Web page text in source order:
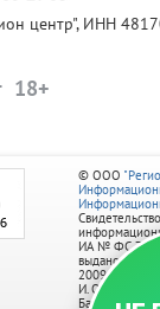
центр", ИНН
© ООО
ИА № ФС
выдано
2009г.
И. О. Главного
Баннеры на